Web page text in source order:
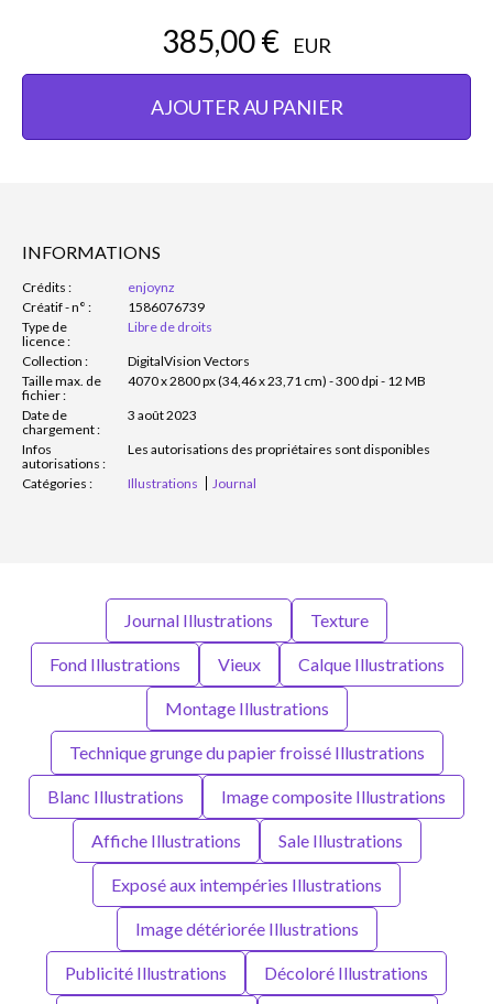
385,00 € EUR
AJOUTER AU PANIER
INFORMATIONS
Crédits :
enjoynz
Créatif - n° :
1586076739
Type de
licence :
Libre de droits
Collection :
DigitalVision Vectors
Taille max. de
fichier :
4070 x 2800 px (34,46 x 23,71 cm) - 300 dpi - 12 MB
Date de
chargement :
3 août 2023
Infos
autorisations :
Les autorisations des propriétaires sont disponibles
Catégories : Illustrations Journal
Journal Illustrations Texture
Fond Illustrations Vieux Calque Illustrations
Montage Illustrations
Technique grunge du papier froissé Illustrations
Blanc Illustrations Image composite Illustrations
Affiche Illustrations Sale Illustrations
Exposé aux intempéries Illustrations
Image détériorée Illustrations
Publicité Illustrations Décoloré Illustrations